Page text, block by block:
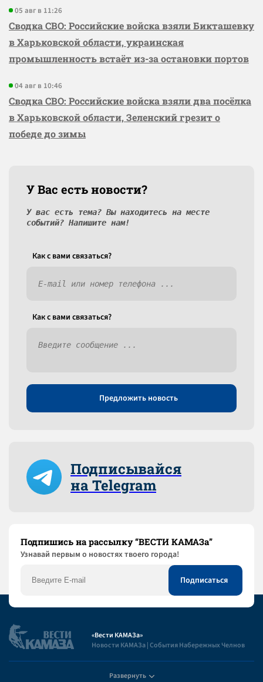
05 авг в 11:26
Сводка СВО: Российские войска взяли Бикташевку
в Харьковской области, украинская
промышленность встаёт из-за остановки портов
04 авг в 10:46
Сводка СВО: Российские войска взяли два посёлка
в Харьковской области, Зеленский грезит о
победе до зимы
У Вас есть новости?
У вас есть тема? Вы находитесь на месте
событий? Напишите нам!
Как c вами связаться?
Как c вами связаться?
Предложить новость
Подписывайся
на Telegram
Подпишись на рассылку “ВЕСТИ КАМАЗа”
Узнaвай первым о новостях твоего города!
«Вести КАМАЗа»
Новости КАМАЗа | События Набережных Челнов
Развернуть